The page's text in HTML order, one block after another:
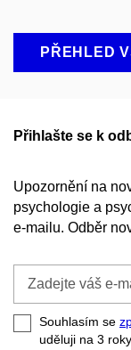
PŘEHLED
Přihlašte se k
Upozornění na
psychologie a
e-mailu. Odběr
e-
mail
Souhlasím se
uděluji na 3 roky